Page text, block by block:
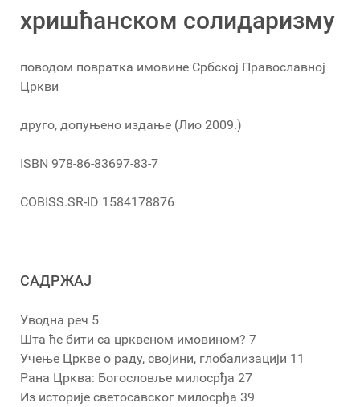
хришћанском солидаризму
поводом повратка имовине Србској Православној
Цркви
друго, допуњено издање (Лио 2009.)
ISBN 978-86-83697-83-7
COBISS.SR-ID 1584178876
САДРЖАЈ
Уводна реч 5
Шта ће бити са црквеном имовином? 7
Учење Цркве о раду, својини, глобализацији 11
Рана Црква: Богословље милосрђа 27
Из историје светосавског милосрђа 39